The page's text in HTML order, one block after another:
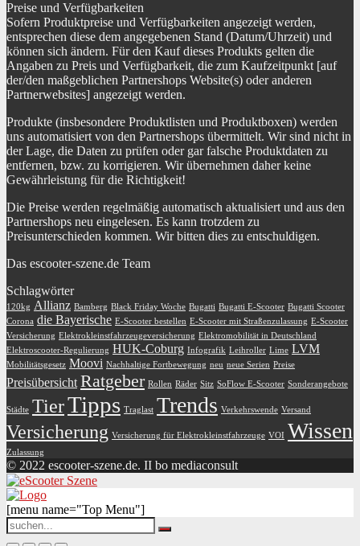
Preise und Verfügbarkeiten
Sofern Produktpreise und Verfügbarkeiten angezeigt werden,
entsprechen diese dem angegebenen Stand (Datum/Uhrzeit) und
können sich ändern. Für den Kauf dieses Produkts gelten die
Angaben zu Preis und Verfügbarkeit, die zum Kaufzeitpunkt [auf
der/den maßgeblichen Partnershops Website(s) oder anderen
Partnerwebsites] angezeigt werden.
Produkte (insbesondere Produktlisten und Produktboxen) werden
uns automatisiert von den Partnershops übermittelt. Wir sind nicht in
der Lage, die Daten zu prüfen oder gar falsche Produktdaten zu
entfernen, bzw. zu korrigieren. Wir übernehmen daher keine
Gewährleistung für die Richtigkeit!
Die Preise werden regelmäßig automatisch aktualisiert und aus den
Partnershops neu eingelesen. Es kann trotzdem zu
Preisunterschieden kommen. Wir bitten dies zu entschuldigen.
Das escooter-szene.de Team
Schlagwörter
120kg Allianz Bamberg Black Friday Woche Bugatti Bugatti E-Scooter Bugatti Scooter
Corona die Bayerische E-Scooter bestellen E-Scooter mit Straßenzulassung E-Scooter
Versicherung Elektrokleinstfahrzeugeversicherung Elektromobilität in Deutschland
Elektroscooter-Regulierung HUK-Coburg Infografik Leihroller Lime LVM
Mobilitätsgesetz Moovi Nachhaltige Fortbewegung neu neue Serien Preise
Preisübersicht Ratgeber Rollen Räder Sitz SoFlow E-Scooter Sonderangebote
Städte TierTipps Traglast Trends Verkehrswende Versand
Versicherung Versicherung für Elektrokleinstfahrzeuge VOI Wissen
Zulassung
© 2022 escooter-szene.de. II bo mediaconsult
[menu name="Top Menu"]